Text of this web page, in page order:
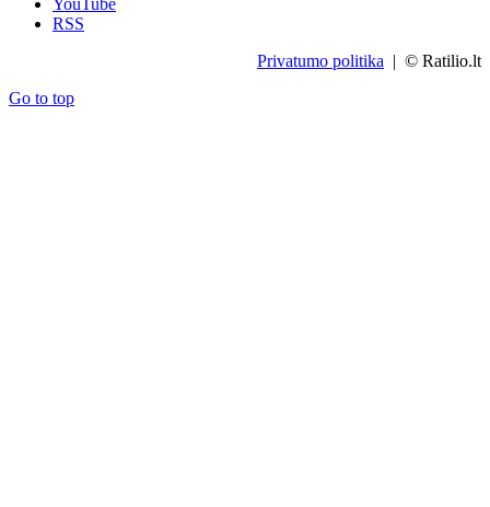
YouTube
RSS
Privatumo politika | © Ratilio.lt
Go to top